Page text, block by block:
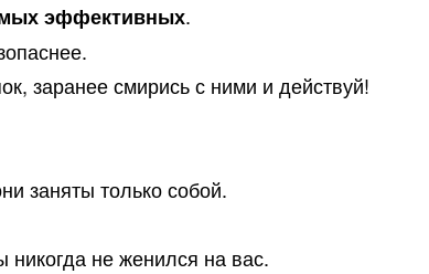
эффективных.
заранее смирись с ними и действуй!
заняты только собой.
не женился на вас.